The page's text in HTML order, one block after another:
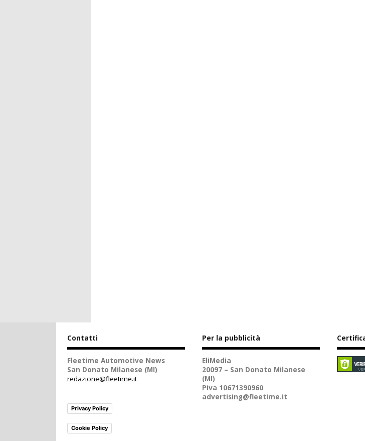
Contatti
Fleetime Automotive News
San Donato Milanese (MI)
redazione@fleetime.it
Privacy Policy
Cookie Policy
Per la pubblicità
EliMedia
20097 – San Donato Milanese
(MI)
Piva 10671390960
advertising@fleetime.it